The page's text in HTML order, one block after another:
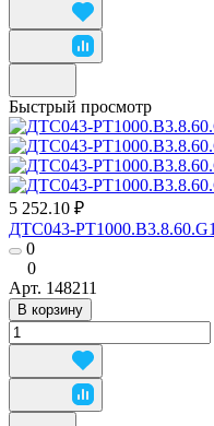
Быстрый просмотр
5 252.10 ₽
ДТС043-
0
0
Арт. 148211
В корзину